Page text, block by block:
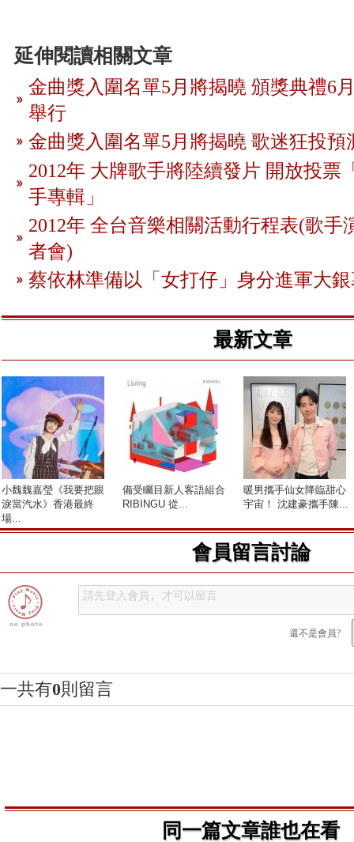
延伸閱讀相關文章
金曲獎入圍名單5月將揭曉 頒獎典禮6
舉行
金曲獎入圍名單5月將揭曉 歌迷狂投預
2012年 大牌歌手將陸續發片 開放投票
手專輯」
2012年 全台音樂相關活動行程表(歌手
者會)
蔡依林準備以「女打仔」身分進軍大
最新文章
小魏魏嘉瑩《我要把眼
淚當汽水》香港最終
場...
備受矚目新人客語組合
RIBINGU 從...
暖男攜手仙女降臨甜心
宇宙！ 沈建豪攜手陳...
會員留言討論
還不是會員?
一共有0則留言
同一篇文章誰也在看